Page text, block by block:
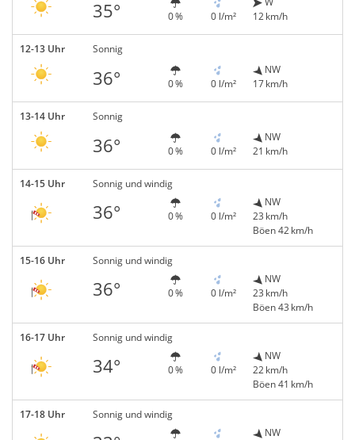
35° 0 % 0 l/m²
12 km/h
12-13 Uhr Sonnig
36° 0 % 0 l/m²
NW
17 km/h
13-14 Uhr Sonnig
36° 0 % 0 l/m²
NW
21 km/h
14-15 Uhr Sonnig und windig
36° 0 % 0 l/m²
NW
23 km/h
Böen 42 km/h
15-16 Uhr Sonnig und windig
36° 0 % 0 l/m²
NW
23 km/h
Böen 43 km/h
16-17 Uhr Sonnig und windig
34° 0 % 0 l/m²
NW
22 km/h
Böen 41 km/h
17-18 Uhr Sonnig und windig
NW